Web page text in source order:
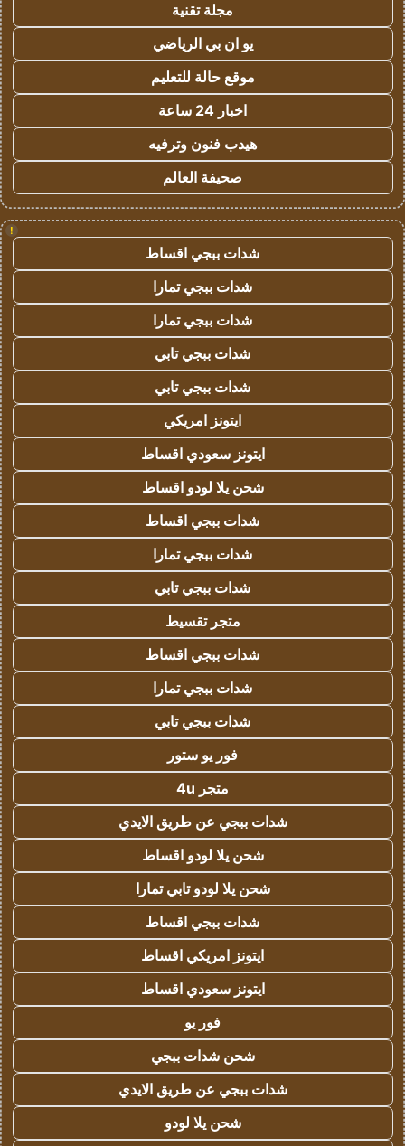
مجلة تقنية
يو ان بي الرياضي
موقع حالة للتعليم
اخبار 24 ساعة
هيدب فنون وترفيه
صحيفة العالم
!
شدات ببجي اقساط
شدات ببجي تمارا
شدات ببجي تمارا
شدات ببجي تابي
شدات ببجي تابي
ايتونز امريكي
ايتونز سعودي اقساط
شحن يلا لودو اقساط
شدات ببجي اقساط
شدات ببجي تمارا
شدات ببجي تابي
متجر تقسيط
شدات ببجي اقساط
شدات ببجي تمارا
شدات ببجي تابي
فور يو ستور
متجر 4u
شدات ببجي عن طريق الايدي
شحن يلا لودو اقساط
شحن يلا لودو تابي تمارا
شدات ببجي اقساط
ايتونز امريكي اقساط
ايتونز سعودي اقساط
فور يو
شحن شدات ببجي
شدات ببجي عن طريق الايدي
شحن يلا لودو